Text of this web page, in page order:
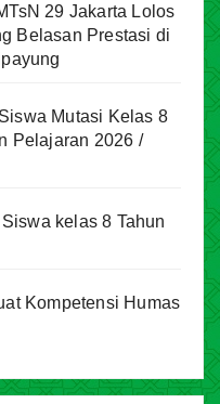
29 Jakarta Lolos
Belasan Prestasi di
Mutasi Kelas 8
Pelajaran 2026 /
kelas 8 Tahun
Kompetensi Humas